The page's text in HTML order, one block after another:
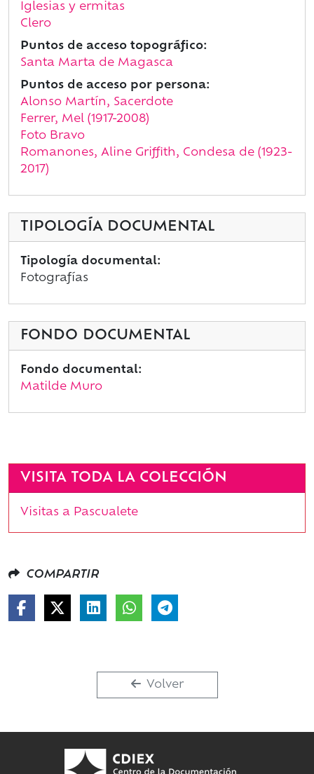
Iglesias y ermitas
Clero
Puntos de acceso topográfico:
Santa Marta de Magasca
Puntos de acceso por persona:
Alonso Martín, Sacerdote
Ferrer, Mel (1917-2008)
Foto Bravo
Romanones, Aline Griffith, Condesa de (1923-
2017)
TIPOLOGÍA DOCUMENTAL
Tipología documental:
Fotografías
FONDO DOCUMENTAL
Fondo documental:
Matilde Muro
VISITA TODA LA COLECCIÓN
Visitas a Pascualete
COMPARTIR
Volver